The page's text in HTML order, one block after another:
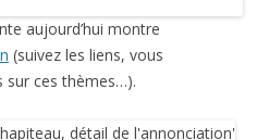
aujourd’hui montre
(suivez les liens, vous
sur ces thèmes…).